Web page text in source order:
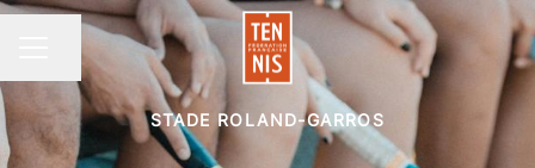
MENU CARRIÈRE
Partager la page
STADE ROLAND-GARROS